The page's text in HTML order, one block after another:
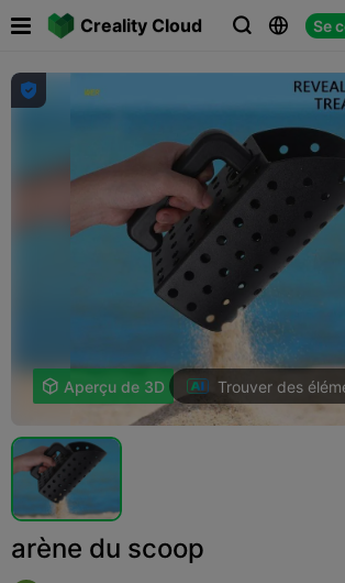
Creality Cloud   Se

 Aperçu de 3D Trouver des
arène du scoop